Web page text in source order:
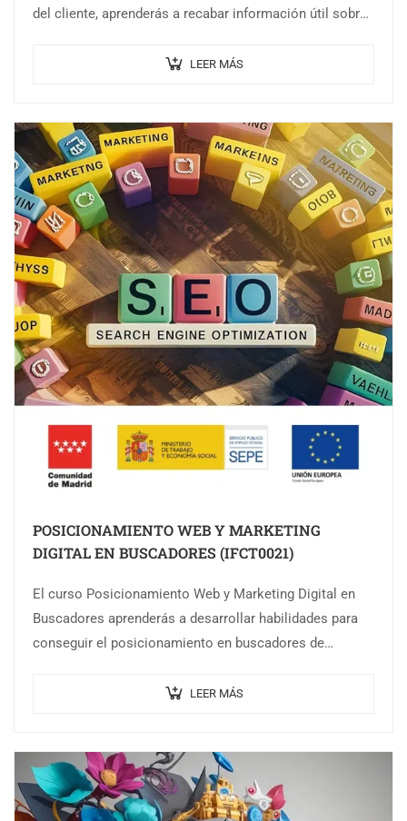
del cliente, aprenderás a recabar información útil sobre
LEER MÁS
POSICIONAMIENTO WEB Y MARKETING
DIGITAL EN BUSCADORES (IFCT0021)
El curso Posicionamiento Web y Marketing Digital en
Buscadores aprenderás a desarrollar habilidades para
conseguir el posicionamiento en buscadores de
LEER MÁS